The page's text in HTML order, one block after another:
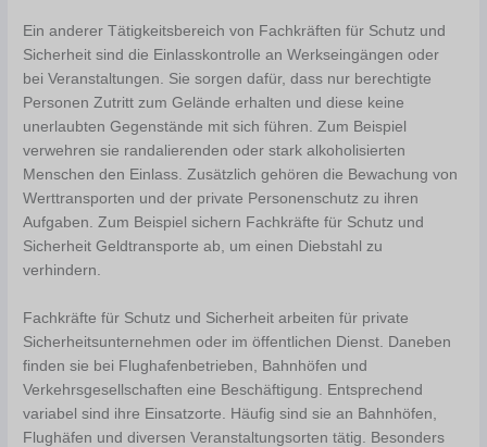
Ein anderer Tätigkeitsbereich von Fachkräften für Schutz und
Sicherheit sind die Einlasskontrolle an Werkseingängen oder
bei Veranstaltungen. Sie sorgen dafür, dass nur berechtigte
Personen Zutritt zum Gelände erhalten und diese keine
unerlaubten Gegenstände mit sich führen. Zum Beispiel
verwehren sie randalierenden oder stark alkoholisierten
Menschen den Einlass. Zusätzlich gehören die Bewachung von
Werttransporten und der private Personenschutz zu ihren
Aufgaben. Zum Beispiel sichern Fachkräfte für Schutz und
Sicherheit Geldtransporte ab, um einen Diebstahl zu
verhindern.
Fachkräfte für Schutz und Sicherheit arbeiten für private
Sicherheitsunternehmen oder im öffentlichen Dienst. Daneben
finden sie bei Flughafenbetrieben, Bahnhöfen und
Verkehrsgesellschaften eine Beschäftigung. Entsprechend
variabel sind ihre Einsatzorte. Häufig sind sie an Bahnhöfen,
Flughäfen und diversen Veranstaltungsorten tätig. Besonders